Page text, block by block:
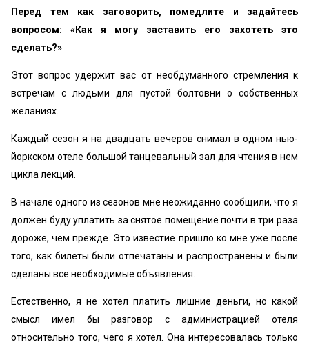
Перед тем как заговорить, помедлите и задайтесь
вопросом: «Как я могу заставить его захотеть это
сделать?»
Этот вопрос удержит вас от необдуманного стремления к
встречам с людьми для пустой болтовни о собственных
желаниях.
Каждый сезон я на двадцать вечеров снимал в одном нью-
йоркском отеле большой танцевальный зал для чтения в нем
цикла лекций.
В начале одного из сезонов мне неожиданно сообщили, что я
должен буду уплатить за снятое помещение почти в три раза
дороже, чем прежде. Это известие пришло ко мне уже после
того, как билеты были отпечатаны и распространены и были
сделаны все необходимые объявления.
Естественно, я не хотел платить лишние деньги, но какой
смысл имел бы разговор с администрацией отеля
относительно того, чего я хотел. Она интересовалась только